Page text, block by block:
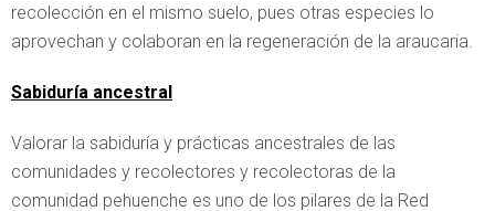
recolección en el mismo suelo, pues otras especies lo
aprovechan y colaboran en la regeneración de la araucaria.
Sabiduría ancestral
Valorar la sabiduría y prácticas ancestrales de las
comunidades y recolectores y recolectoras de la
comunidad pehuenche es uno de los pilares de la Red